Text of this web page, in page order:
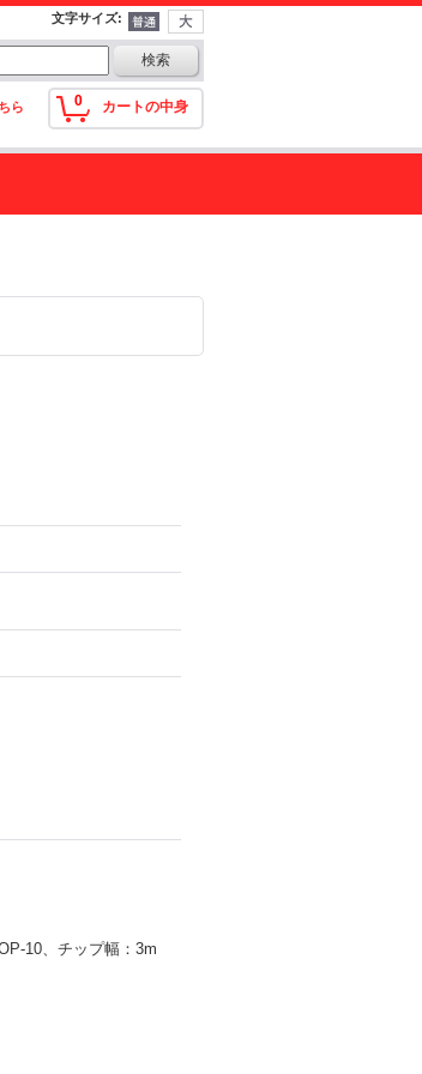
文字サイズ:
0 カートの中身
ら
10、チップ幅：3m